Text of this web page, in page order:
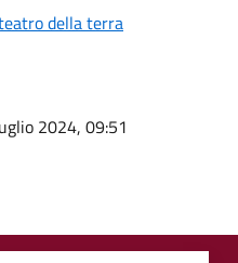
della terra
2024, 09:51